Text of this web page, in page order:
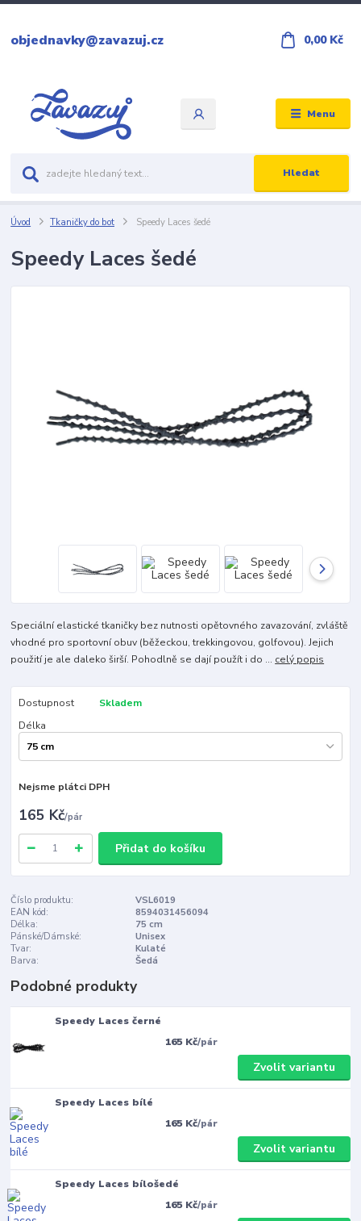
Menu
Hledat
objednavky@zavazuj.cz 0,00 Kč
Úvod Tkaničky do bot Speedy Laces šedé
Speedy Laces šedé
Speciální elastické tkaničky bez nutnosti opětovného zavazování, zvláště
vhodné pro sportovní obuv (běžeckou, trekkingovou, golfovou). Jejich
použití je ale daleko širší. Pohodlně se dají použít i do ... celý popis
Dostupnost
Skladem
Délka
Nejsme plátci DPH
165 Kč/pár
Přidat do košíku
Číslo produktu:
VSL6019
EAN kód:
8594031456094
Délka:
75 cm
Pánské/Dámské:
Unisex
Tvar:
Kulaté
Barva:
Šedá
Podobné produkty
Speedy Laces černé
165 Kč/pár
Zvolit variantu
Speedy Laces bílé
165 Kč/pár
Zvolit variantu
Speedy Laces bílošedé
165 Kč/pár